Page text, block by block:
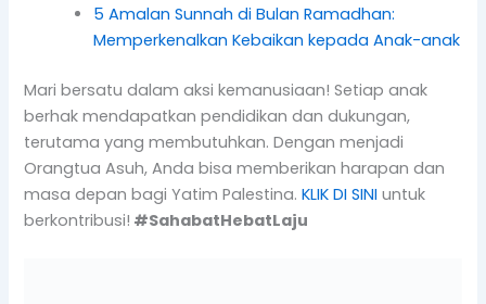
5 Amalan Sunnah di Bulan Ramadhan:
Memperkenalkan Kebaikan kepada Anak-anak
Mari bersatu dalam aksi kemanusiaan! Setiap anak
berhak mendapatkan pendidikan dan dukungan,
terutama yang membutuhkan. Dengan menjadi
Orangtua Asuh, Anda bisa memberikan harapan dan
masa depan bagi Yatim Palestina.KLIK DI SINI untuk
berkontribusi! #SahabatHebatLaju